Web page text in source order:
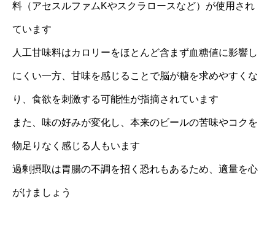
料（アセスルファムKやスクラロースなど）が使用され
ています
人工甘味料はカロリーをほとんど含まず血糖値に影響し
にくい一方、甘味を感じることで脳が糖を求めやすくな
り、食欲を刺激する可能性が指摘されています
また、味の好みが変化し、本来のビールの苦味やコクを
物足りなく感じる人もいます
過剰摂取は胃腸の不調を招く恐れもあるため、適量を心
がけましょう